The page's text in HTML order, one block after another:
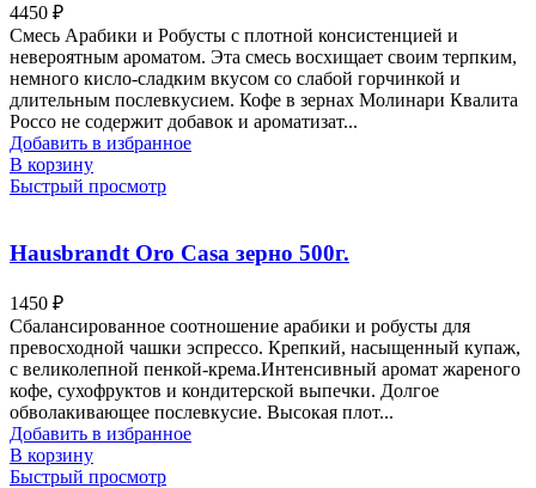
4450 ₽
Смесь Арабики и Робусты с плотной консистенцией и
невероятным ароматом. Эта смесь восхищает своим терпким,
немного кисло-сладким вкусом со слабой горчинкой и
длительным послевкусием. Кофе в зернах Молинари Квалита
Россо не содержит добавок и ароматизат...
Добавить в избранное
В корзину
Быстрый просмотр
Hausbrandt Oro Casa зерно 500г.
1450 ₽
Сбалансированное соотношение арабики и робусты для
превосходной чашки эспрессо. Крепкий, насыщенный купаж,
с великолепной пенкой-крема.Интенсивный аромат жареного
кофе, сухофруктов и кондитерской выпечки. Долгое
обволакивающее послевкусие. Высокая плот...
Добавить в избранное
В корзину
Быстрый просмотр